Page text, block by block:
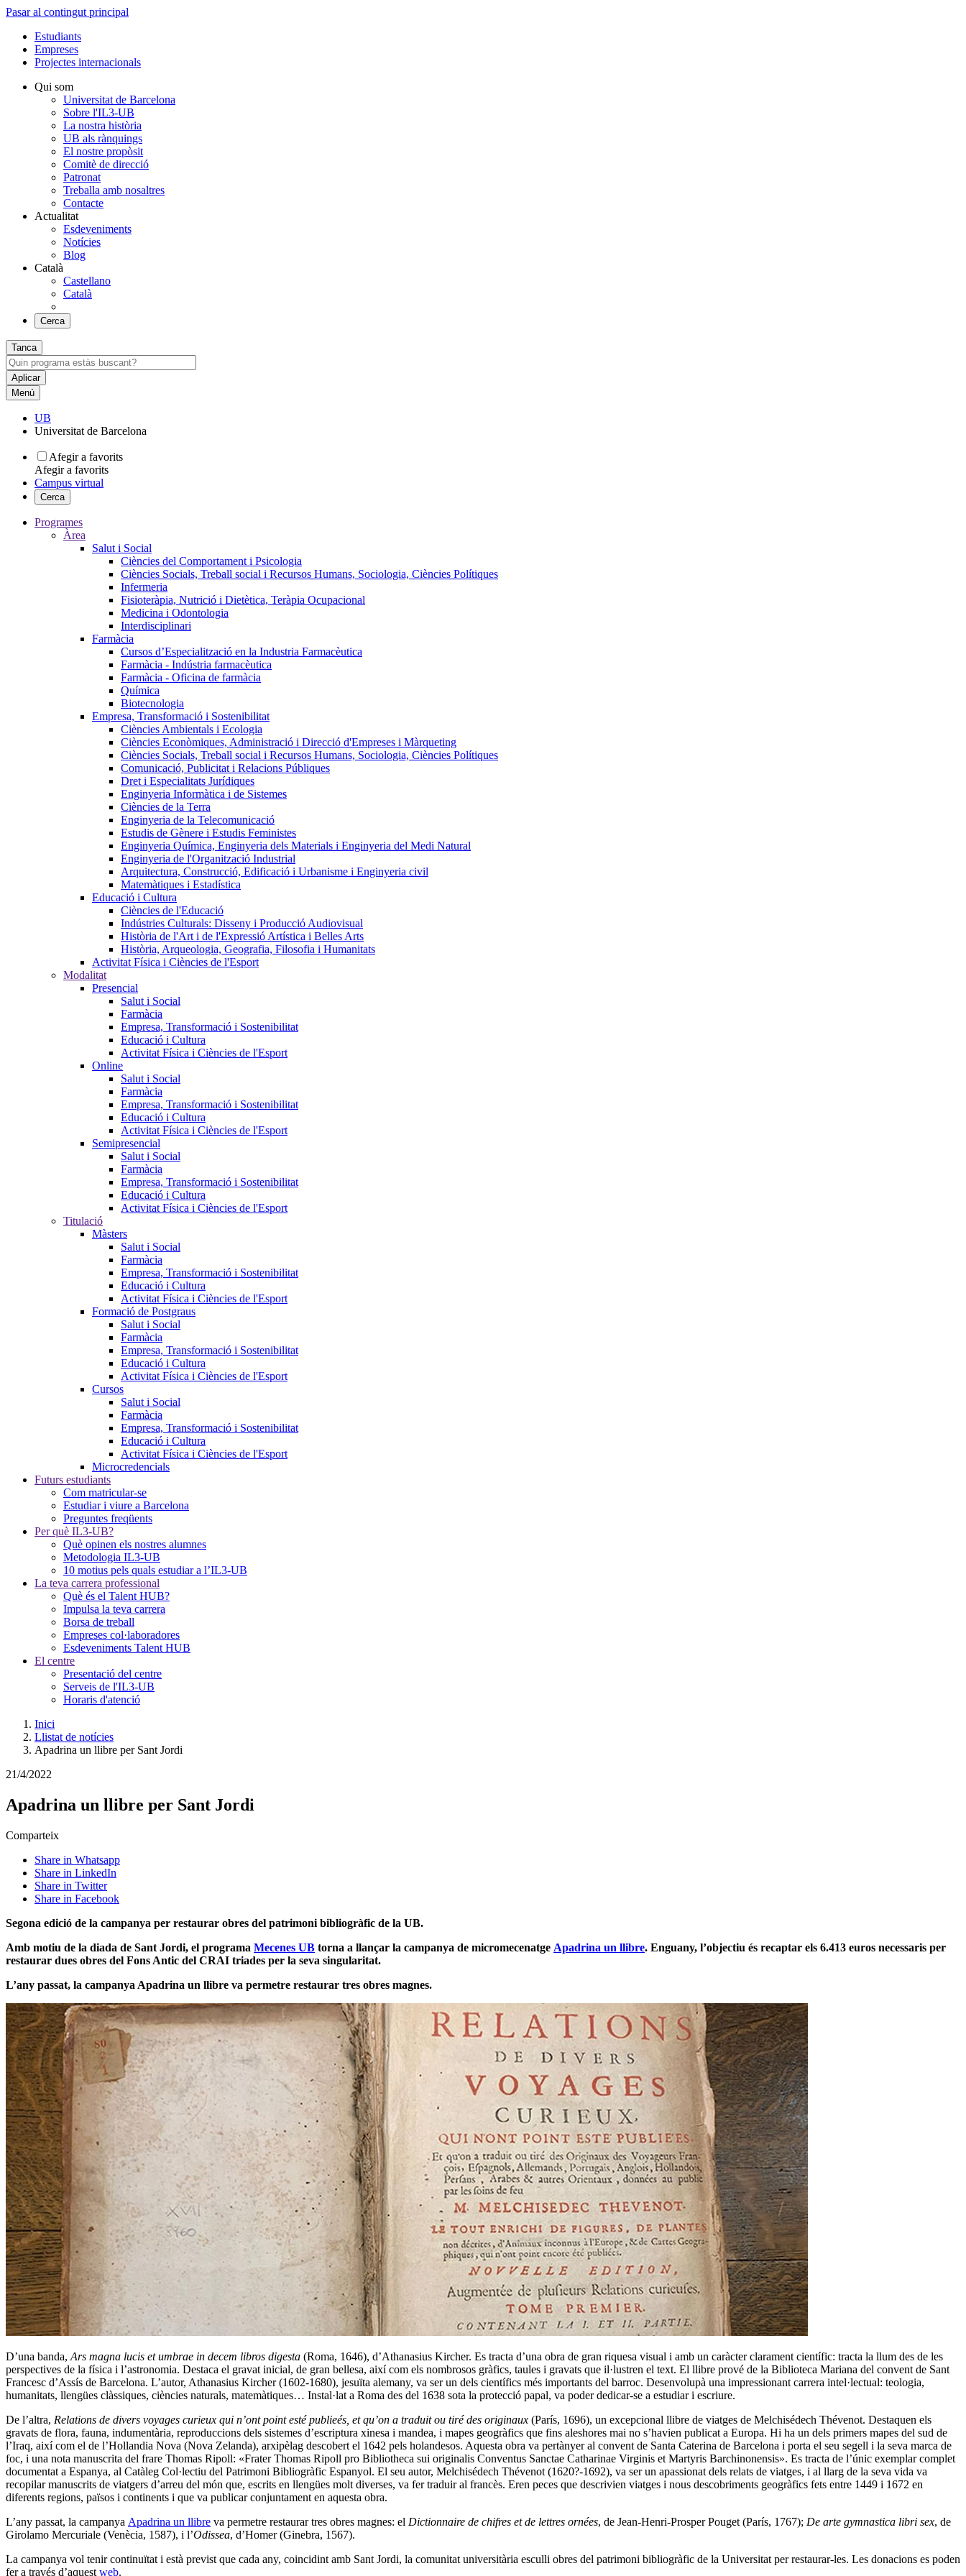
Pasar al contingut principal
Estudiants
Empreses
Projectes internacionals
Qui som
Universitat de Barcelona
Sobre l'IL3-UB
La nostra història
UB als rànquings
El nostre propòsit
Comitè de direcció
Patronat
Treballa amb nosaltres
Contacte
Actualitat
Esdeveniments
Notícies
Blog
Català
Castellano
Català
Cerca
Tanca
Menú
UB
Universitat de Barcelona
Afegir a favorits
Afegir a favorits
Campus virtual
Cerca
Programes
Àrea
Salut i Social
Ciències del Comportament i Psicologia
Ciències Socials, Treball social i Recursos Humans, Sociologia, Ciències Polítiques
Infermeria
Fisioteràpia, Nutrició i Dietètica, Teràpia Ocupacional
Medicina i Odontologia
Interdisciplinari
Farmàcia
Cursos d’Especialització en la Industria Farmacèutica
Farmàcia - Indústria farmacèutica
Farmàcia - Oficina de farmàcia
Química
Biotecnologia
Empresa, Transformació i Sostenibilitat
Ciències Ambientals i Ecologia
Ciències Econòmiques, Administració i Direcció d'Empreses i Màrqueting
Ciències Socials, Treball social i Recursos Humans, Sociologia, Ciències Polítiques
Comunicació, Publicitat i Relacions Públiques
Dret i Especialitats Jurídiques
Enginyeria Informàtica i de Sistemes
Ciències de la Terra
Enginyeria de la Telecomunicació
Estudis de Gènere i Estudis Feministes
Enginyeria Química, Enginyeria dels Materials i Enginyeria del Medi Natural
Enginyeria de l'Organització Industrial
Arquitectura, Construcció, Edificació i Urbanisme i Enginyeria civil
Matemàtiques i Estadística
Educació i Cultura
Ciències de l'Educació
Indústries Culturals: Disseny i Producció Audiovisual
Història de l'Art i de l'Expressió Artística i Belles Arts
Història, Arqueologia, Geografia, Filosofia i Humanitats
Activitat Física i Ciències de l'Esport
Modalitat
Presencial
Salut i Social
Farmàcia
Empresa, Transformació i Sostenibilitat
Educació i Cultura
Activitat Física i Ciències de l'Esport
Online
Salut i Social
Farmàcia
Empresa, Transformació i Sostenibilitat
Educació i Cultura
Activitat Física i Ciències de l'Esport
Semipresencial
Salut i Social
Farmàcia
Empresa, Transformació i Sostenibilitat
Educació i Cultura
Activitat Física i Ciències de l'Esport
Titulació
Màsters
Salut i Social
Farmàcia
Empresa, Transformació i Sostenibilitat
Educació i Cultura
Activitat Física i Ciències de l'Esport
Formació de Postgraus
Salut i Social
Farmàcia
Empresa, Transformació i Sostenibilitat
Educació i Cultura
Activitat Física i Ciències de l'Esport
Cursos
Salut i Social
Farmàcia
Empresa, Transformació i Sostenibilitat
Educació i Cultura
Activitat Física i Ciències de l'Esport
Microcredencials
Futurs estudiants
Com matricular-se
Estudiar i viure a Barcelona
Preguntes freqüents
Per què IL3-UB?
Què opinen els nostres alumnes
Metodologia IL3-UB
10 motius pels quals estudiar a l’IL3-UB
La teva carrera professional
Què és el Talent HUB?
Impulsa la teva carrera
Borsa de treball
Empreses col·laboradores
Esdeveniments Talent HUB
El centre
Presentació del centre
Serveis de l'IL3-UB
Horaris d'atenció
Inici
Llistat de notícies
Apadrina un llibre per Sant Jordi
21/4/2022
Apadrina un llibre per Sant Jordi
Comparteix
Share in Whatsapp
Share in LinkedIn
Share in Twitter
Share in Facebook
Segona edició de la campanya per restaurar obres del patrimoni bibliogràfic de la UB.
Amb motiu de la diada de Sant Jordi, el programa Mecenes UB torna a llançar la campanya de micromecenatge Apadrina un llibre. Enguany, l’objectiu és recaptar els 6.413 euros necessaris per
restaurar dues obres del Fons Antic del CRAI triades per la seva singularitat.
L’any passat, la campanya Apadrina un llibre va permetre restaurar tres obres magnes.
D’una banda, Ars magna lucis et umbrae in decem libros digesta (Roma, 1646), d’Athanasius Kircher. Es tracta d’una obra de gran riquesa visual i amb un caràcter clarament científic: tracta la llum des de les
perspectives de la física i l’astronomia. Destaca el gravat inicial, de gran bellesa, així com els nombrosos gràfics, taules i gravats que il·lustren el text. El llibre prové de la Biblioteca Mariana del convent de Sant
Francesc d’Assís de Barcelona. L’autor, Athanasius Kircher (1602-1680), jesuïta alemany, va ser un dels científics més importants del barroc. Desenvolupà una impressionant carrera intel·lectual: teologia,
humanitats, llengües clàssiques, ciències naturals, matemàtiques… Instal·lat a Roma des del 1638 sota la protecció papal, va poder dedicar-se a estudiar i escriure.
De l’altra, Relations de divers voyages curieux qui n’ont point esté publieés, et qu’on a traduit ou tiré des originaux (París, 1696), un excepcional llibre de viatges de Melchisédech Thévenot. Destaquen els
gravats de flora, fauna, indumentària, reproduccions dels sistemes d’escriptura xinesa i mandea, i mapes geogràfics que fins aleshores mai no s’havien publicat a Europa. Hi ha un dels primers mapes del sud de
l’Iraq, així com el de l’Hollandia Nova (Nova Zelanda), arxipèlag descobert el 1642 pels holandesos. Aquesta obra va pertànyer al convent de Santa Caterina de Barcelona i porta el seu segell i la seva marca de
foc, i una nota manuscrita del frare Thomas Ripoll: «Frater Thomas Ripoll pro Bibliotheca sui originalis Conventus Sanctae Catharinae Virginis et Martyris Barchinonensis». Es tracta de l’únic exemplar complet
documentat a Espanya, al Catàleg Col·lectiu del Patrimoni Bibliogràfic Espanyol. El seu autor, Melchisédech Thévenot (1620?-1692), va ser un apassionat dels relats de viatges, i al llarg de la seva vida va
recopilar manuscrits de viatgers d’arreu del món que, escrits en llengües molt diverses, va fer traduir al francès. Eren peces que descrivien viatges i nous descobriments geogràfics fets entre 1449 i 1672 en
diferents regions, països i continents i que va publicar conjuntament en aquesta obra.
L’any passat, la campanya Apadrina un llibre va permetre restaurar tres obres magnes: el Dictionnaire de chifres et de lettres ornées, de Jean-Henri-Prosper Pouget (París, 1767); De arte gymnastica libri sex, de
Girolamo Mercuriale (Venècia, 1587), i l’Odissea, d’Homer (Ginebra, 1567).
La campanya vol tenir continuïtat i està previst que cada any, coincidint amb Sant Jordi, la comunitat universitària esculli obres del patrimoni bibliogràfic de la Universitat per restaurar-les. Les donacions es poden
fer a través d’aquest web.